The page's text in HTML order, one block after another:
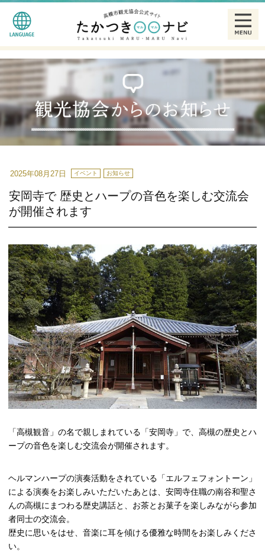
2025年08月27日 イベント お知らせ
安岡寺で 歴史とハープの音色を楽しむ交流会
が開催されます
「高槻観音」の名で親しまれている「安岡寺」で、高槻の歴史とハ
ープの音色を楽しむ交流会が開催されます。
ヘルマンハープの演奏活動をされている「エルフェフォントーン」
による演奏をお楽しみいただいたあとは、安岡寺住職の南谷和聖さ
んの高槻にまつわる歴史講話と、お茶とお菓子を楽しみながら参加
者同士の交流会。
歴史に思いをはせ、音楽に耳を傾ける優雅な時間をお楽しみくださ
い。
観る
食べる
泊まる
特産品
ギャラリー
散策モデルコース一覧
高槻市観光協会について
お知らせ
はにたん着ぐるみ貸出
たかつきナビゲーター
アクセス
English
简体中文
繁體中文
한글